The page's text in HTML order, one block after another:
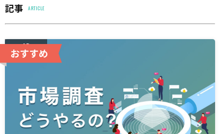
記事 ARTICLE
AD